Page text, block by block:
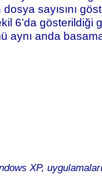
sayısını
6’da
aynı anda
XP,